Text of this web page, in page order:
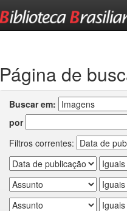
Página de
Buscar em:
por
Filtros correntes: